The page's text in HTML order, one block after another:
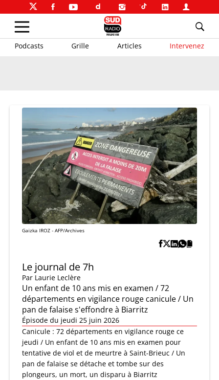
Podcasts Grille Articles Intervenez
Gaizka IROZ - AFP/Archives
Le journal de 7h
Par Laurie Leclère
Un enfant de 10 ans mis en examen / 72
départements en vigilance rouge canicule / Un
pan de falaise s'effondre à Biarritz
Épisode du jeudi 25 juin 2026
Canicule : 72 départements en vigilance rouge ce
jeudi / Un enfant de 10 ans mis en examen pour
tentative de viol et de meurtre à Saint-Brieuc / Un
pan de falaise se détache et tombe sur des
plongeurs, un mort, un disparu à Biarritz